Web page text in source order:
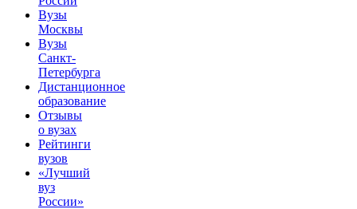
Вузы
Москвы
Вузы
Санкт-
Петербурга
Дистанционное
образование
Отзывы
о вузах
Рейтинги
вузов
«Лучший
вуз
России»